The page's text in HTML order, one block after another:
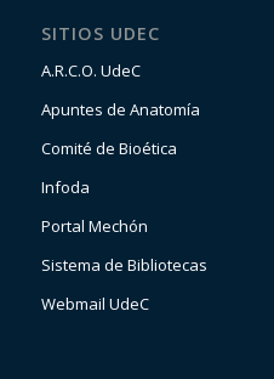
SITIOS UDEC
A.R.C.O. UdeC
Apuntes de Anatomía
Comité de Bioética
Infoda
Portal Mechón
Sistema de Bibliotecas
Webmail UdeC